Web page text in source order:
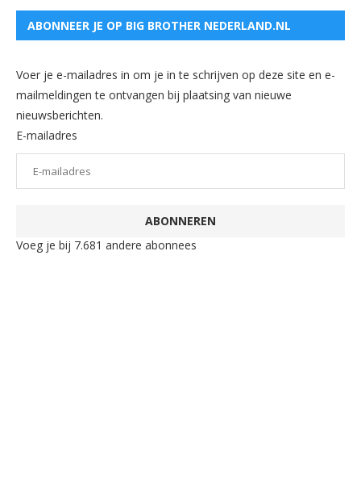
ABONNEER JE OP BIG BROTHER NEDERLAND.NL
Voer je e-mailadres in om je in te schrijven op deze site en e-
mailmeldingen te ontvangen bij plaatsing van nieuwe
nieuwsberichten.
E-mailadres
ABONNEREN
Voeg je bij 7.681 andere abonnees